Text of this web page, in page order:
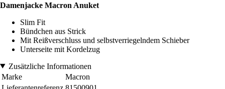
Damenjacke Macron Anuket
Slim Fit
Bündchen aus Strick
Mit Reißverschluss und selbstverriegelndem Schieber
Unterseite mit Kordelzug
Zusätzliche Informationen
Marke
Macron